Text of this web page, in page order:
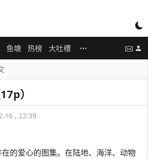
鱼塘 热榜 大吐槽
）
, 22:39
的爱心的图集。在陆地、海洋、动物